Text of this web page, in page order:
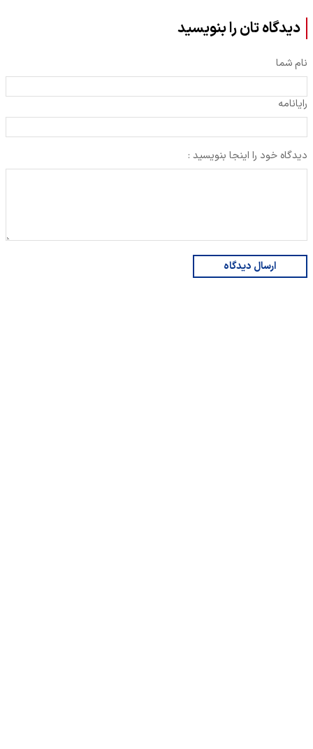
دیدگاه تان را بنویسید
نام شما
رایانامه
دیدگاه خود را اینجا بنویسید :
ارسال دیدگاه